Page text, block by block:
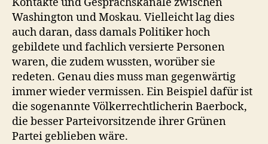
Washington und Moskau. Vielleicht lag dies
auch daran, dass damals Politiker hoch
gebildete und fachlich versierte Personen
waren, die zudem wussten, worüber sie
redeten. Genau dies muss man gegenwärtig
immer wieder vermissen. Ein Beispiel dafür ist
die sogenannte Völkerrechtlicherin Baerbock,
die besser Parteivorsitzende ihrer Grünen
Partei geblieben wäre.